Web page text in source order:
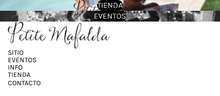
TIENDA
EVENTOS
SITIO
EVENTOS
INFO
TIENDA
CONTACTO